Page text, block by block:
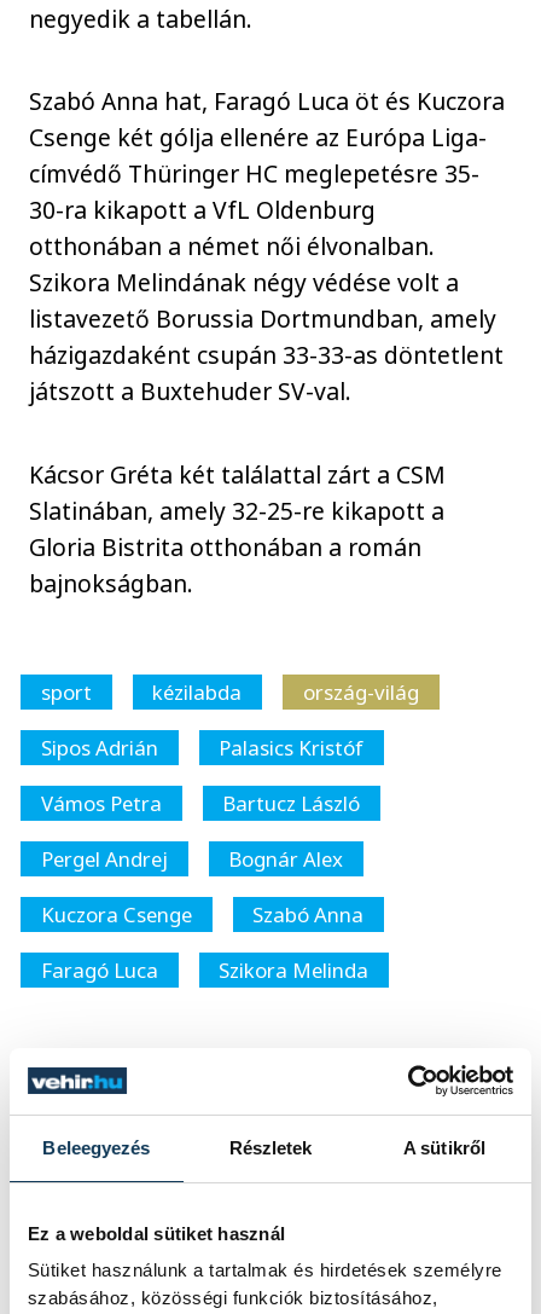
Beleegyezés Részletek A sütikről
Ez a weboldal sütiket használ
Sütiket használunk a tartalmak és hirdetések személyre
szabásához, közösségi funkciók biztosításához,
negyedik a tabellán.
Szabó Anna hat, Faragó Luca öt és Kuczora
Csenge két gólja ellenére az Európa Liga-
címvédő Thüringer HC meglepetésre 35-
30-ra kikapott a VfL Oldenburg
otthonában a német női élvonalban.
Szikora Melindának négy védése volt a
listavezető Borussia Dortmundban, amely
házigazdaként csupán 33-33-as döntetlent
játszott a Buxtehuder SV-val.
Kácsor Gréta két találattal zárt a CSM
Slatinában, amely 32-25-re kikapott a
Gloria Bistrita otthonában a román
bajnokságban.
sport kézilabda
ország-világ
Sipos Adrián
Palasics Kristóf
Vámos Petra
Bartucz László
Pergel Andrej
Bognár Alex
Kuczora Csenge
Szabó Anna
Faragó Luca
Szikora Melinda
vehir.hu